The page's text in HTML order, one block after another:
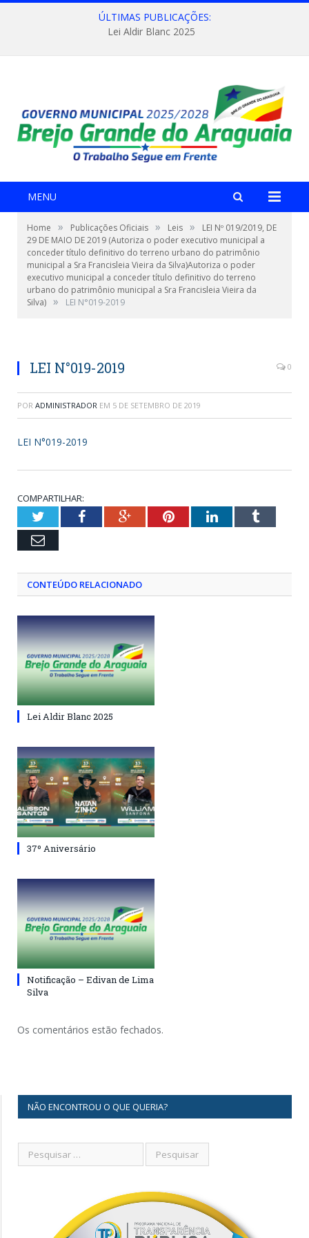
ÚLTIMAS PUBLICAÇÕES:
Lei Aldir Blanc 2025
MENU
Home » Publicações Oficiais » Leis »
LEI Nº 019/2019, DE
29 DE MAIO DE 2019 (Autoriza o poder executivo municipal a
conceder título definitivo do terreno urbano do patrimônio
municipal a Sra Francisleia Vieira da Silva)Autoriza o poder
executivo municipal a conceder título definitivo do terreno
urbano do patrimônio municipal a Sra Francisleia Vieira da
Silva) » LEI N°019-2019
LEI N°019-2019 0
POR ADMINISTRADOR EM 5 DE SETEMBRO DE 2019
LEI N°019-2019
COMPARTILHAR:
TwitterFacebookGoogle+PinterestLinkedInTumblr
Email
CONTEÚDO RELACIONADO
Lei Aldir Blanc 2025
37º Aniversário
Notificação – Edivan de Lima
Silva
Os comentários estão fechados.
NÃO ENCONTROU O QUE QUERIA?